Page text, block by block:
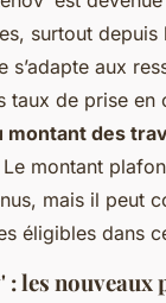
surtout depuis
s’adapte aux
taux de prise en
montant des
montant
mais il peut
éligibles dans
: les nouveaux